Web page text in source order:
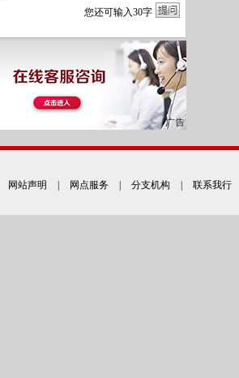
您还可输入30字
网站声明 网点服务 分支机构 联系我行